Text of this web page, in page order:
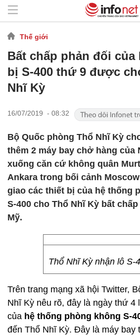
Thế giới
Bất chấp phản đối của
bị S-400 thứ 9 được
Nhĩ Kỳ
16/07/2019 - 08:32
Bộ Quốc phòng Thổ Nhĩ Kỳ
thêm 2 máy bay chở hàng của
xuống căn cứ không quân
Ankara trong bối cảnh
giao các thiết bị của hệ thống
S-400 cho Thổ Nhĩ Kỳ bất
Mỹ.
Thổ Nhĩ Kỳ nhận lô S-
Trên trang mạng xã hội Twitter,
Nhĩ Kỳ nêu rõ, đây là ngày thứ 4
của hệ thống phòng không S-
đến Thổ Nhĩ Kỳ. Đây là máy bay